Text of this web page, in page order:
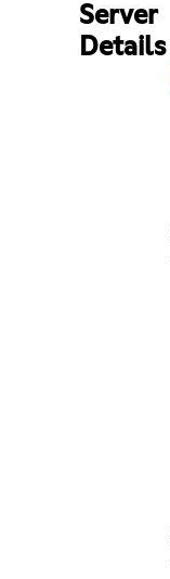
Server
Details